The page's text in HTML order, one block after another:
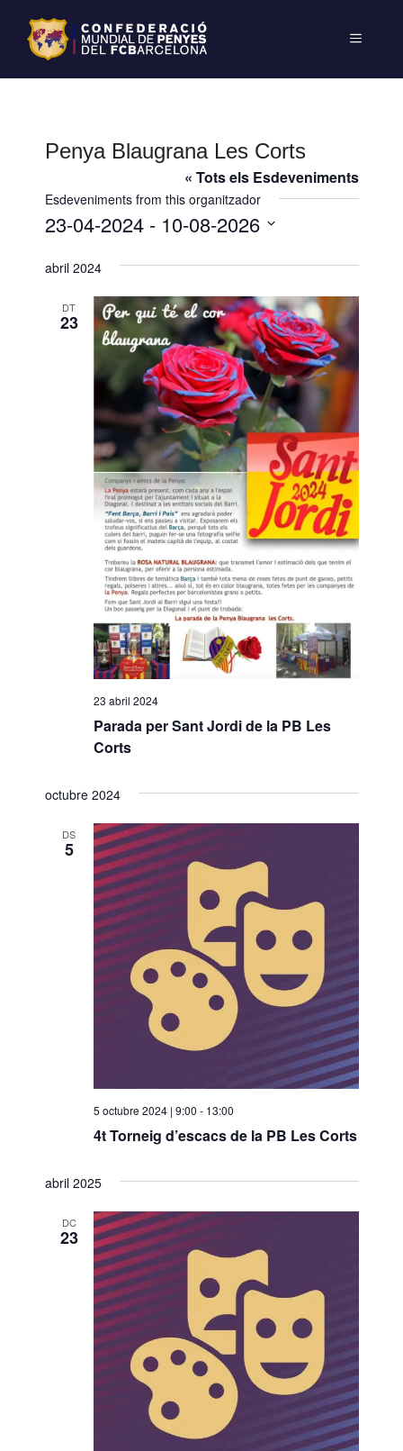
Penya Blaugrana Les Corts
« Tots els Esdeveniments
Esdeveniments from this organitzador
23-04-2024 - 10-08-2026
e
abril 2024
DT
23
Parada per Sant Jordi de la PB Les
Corts
23 abril 2024
octubre 2024
DS
5
4t Torneig d’escacs de la PB Les Corts
5 octubre 2024 | 9:00 - 13:00
abril 2025
DC
23